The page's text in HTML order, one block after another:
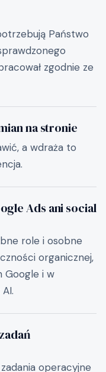
Państwo
zgodnie ze
na stronie
a wdraża to
Ads ani social
role i osobne
organicznej,
Google i w
operacyjne